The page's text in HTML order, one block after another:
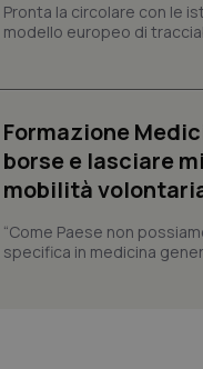
Pronta la circolare con le
modello europeo di
Formazione
borse e lasciare
mobilità
“Come Paese non
specifica in medicina
PHPSESSID